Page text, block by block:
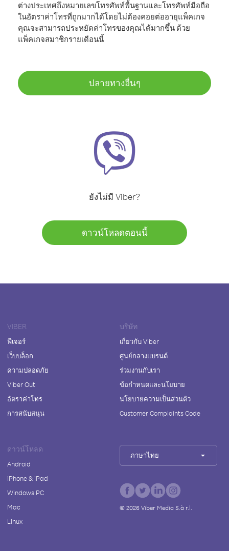
ต่างประเทศถึงหมายเลขโทรศัพท์พื้นฐานและโทรศัพท์มือถือ
ในอัตราค่าโทรที่ถูกมากได้โดยไม่ต้องคอยต่ออายุแพ็คเกจ
คุณจะสามารถประหยัดค่าโทรของคุณได้มากขึ้น ด้วย
แพ็คเกจสมาชิกรายเดือนนี้
ปลายทางอื่นๆ
ยังไม่มี Viber?
ดาวน์โหลดตอนนี้
VIBER
ฟีเจอร์
เว็บบล็อก
ความปลอดภัย
Viber Out
อัตราค่าโทร
การสนับสนุน
บริษัท
เกี่ยวกับ Viber
ศูนย์กลางแบรนด์
ร่วมงานกับเรา
ข้อกำหนดและนโยบาย
นโยบายความเป็นส่วนตัว
Customer Complaints Code
ดาวน์โหลด
Android
iPhone & iPad
Windows PC
Mac
Linux
ภาษาไทย
© 2026Viber Media S.à r.l.